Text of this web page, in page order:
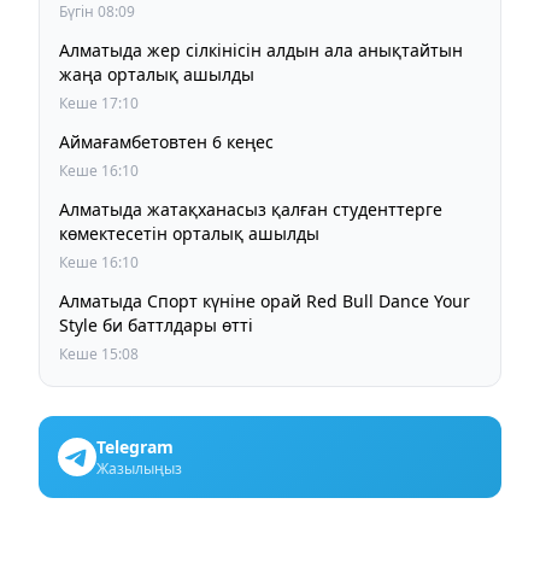
Бүгін 08:09
Алматыда жер сілкінісін алдын ала анықтайтын
жаңа орталық ашылды
Кеше 17:10
Аймағамбетовтен 6 кеңес
Кеше 16:10
Алматыда жатақханасыз қалған студенттерге
көмектесетін орталық ашылды
Кеше 16:10
Алматыда Спорт күніне орай Red Bull Dance Your
Style би баттлдары өтті
Кеше 15:08
Telegram
Жазылыңыз